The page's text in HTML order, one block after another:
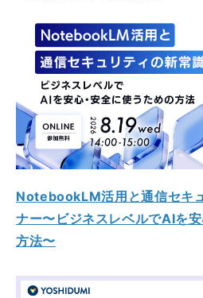
NotebookLM活用と通信セキ
ナー〜ビジネスレベルでAIを
方法〜